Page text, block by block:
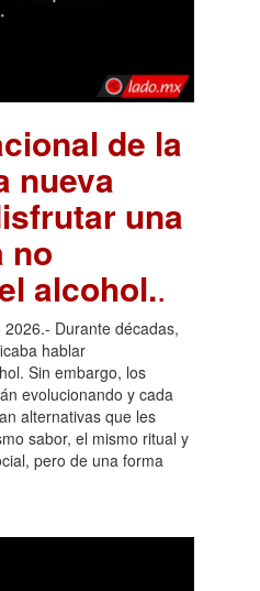
de la
nueva
una
no
alcohol..
Durante décadas,
hablar
Sin embargo, los
evolucionando y cada
alternativas que les
sabor, el mismo ritual y
pero de una forma